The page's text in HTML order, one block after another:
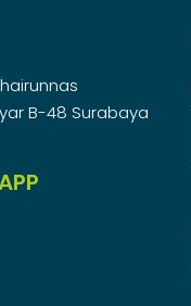
B-48 Surabaya